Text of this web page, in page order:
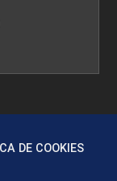
DE COOKIES